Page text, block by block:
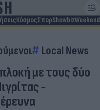
ΚόσμοςΣπορShowbizWeekend
Local News
με τους δύο
-